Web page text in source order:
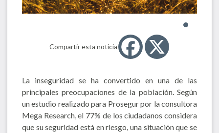
Compartir esta noticia
La inseguridad se ha convertido en una de las
principales preocupaciones de la población. Según
un estudio realizado para Prosegur por la consultora
Mega Research, el 77% de los ciudadanos considera
que su seguridad está en riesgo, una situación que se